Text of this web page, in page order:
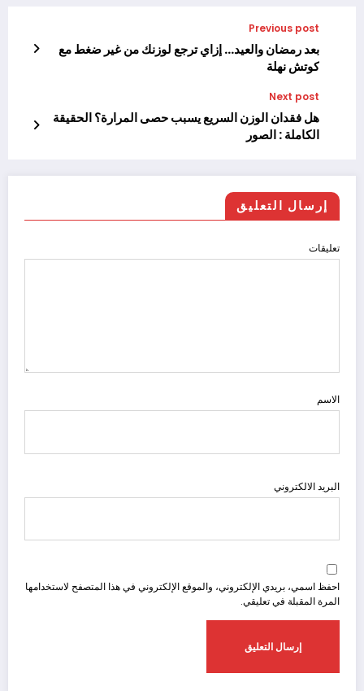
Previous post
بعد رمضان والعيد… إزاي ترجع لوزنك من غير ضغط مع
كوتش نهلة
Next post
هل فقدان الوزن السريع يسبب حصى المرارة؟ الحقيقة
الكاملة : الصور
إرسال التعليق
تعليقات
الاسم
البريد الالكتروني
احفظ اسمي، بريدي الإلكتروني، والموقع الإلكتروني في هذا المتصفح لاستخدامها
المرة المقبلة في تعليقي.